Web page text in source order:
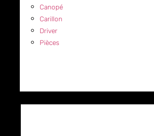
Canopé
Carillon
Driver
Pièces